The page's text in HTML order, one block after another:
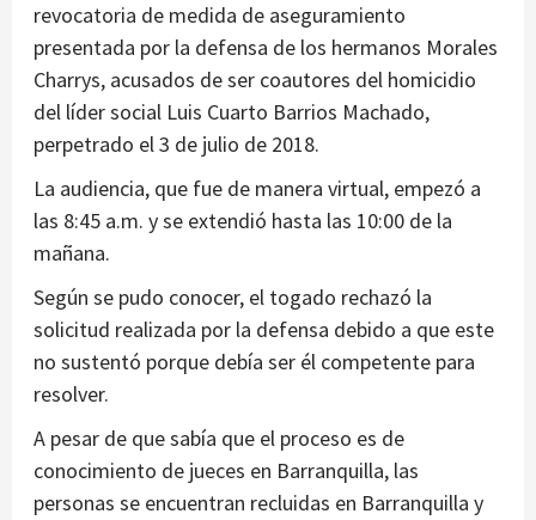
revocatoria de medida de aseguramiento
presentada por la defensa de los hermanos Morales
Charrys, acusados de ser coautores del homicidio
del líder social Luis Cuarto Barrios Machado,
perpetrado el 3 de julio de 2018.
La audiencia, que fue de manera virtual, empezó a
las 8:45 a.m. y se extendió hasta las 10:00 de la
mañana.
Según se pudo conocer, el togado rechazó la
solicitud realizada por la defensa debido a que este
no sustentó porque debía ser él competente para
resolver.
A pesar de que sabía que el proceso es de
conocimiento de jueces en Barranquilla, las
personas se encuentran recluidas en Barranquilla y